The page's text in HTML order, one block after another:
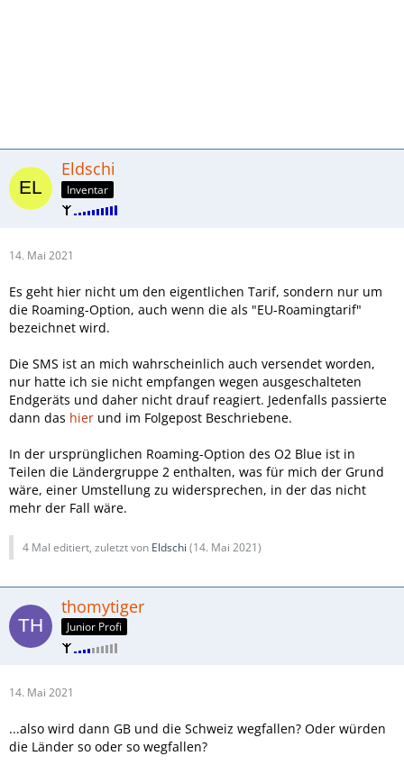
Eldschi
Inventar
14. Mai 2021
Es geht hier nicht um den eigentlichen Tarif, sondern nur um
die Roaming-Option, auch wenn die als "EU-Roamingtarif"
bezeichnet wird.
Die SMS ist an mich wahrscheinlich auch versendet worden,
nur hatte ich sie nicht empfangen wegen ausgeschalteten
Endgeräts und daher nicht drauf reagiert. Jedenfalls passierte
dann das hier und im Folgepost Beschriebene.
In der ursprünglichen Roaming-Option des O2 Blue ist in
Teilen die Ländergruppe 2 enthalten, was für mich der Grund
wäre, einer Umstellung zu widersprechen, in der das nicht
mehr der Fall wäre.
4 Mal editiert, zuletzt von Eldschi (14. Mai 2021)
thomytiger
Junior Profi
14. Mai 2021
...also wird dann GB und die Schweiz wegfallen? Oder würden
die Länder so oder so wegfallen?